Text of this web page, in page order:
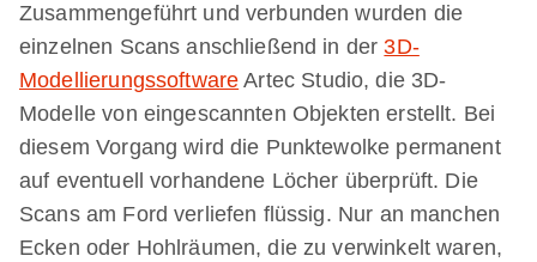
Zusammengeführt und verbunden wurden die
einzelnen Scans anschließend in der3D-
Modellierungssoftware Artec Studio, die 3D-
Modelle von eingescannten Objekten erstellt. Bei
diesem Vorgang wird die Punktewolke permanent
auf eventuell vorhandene Löcher überprüft. Die
Scans am Ford verliefen flüssig. Nur an manchen
Ecken oder Hohlräumen, die zu verwinkelt waren,